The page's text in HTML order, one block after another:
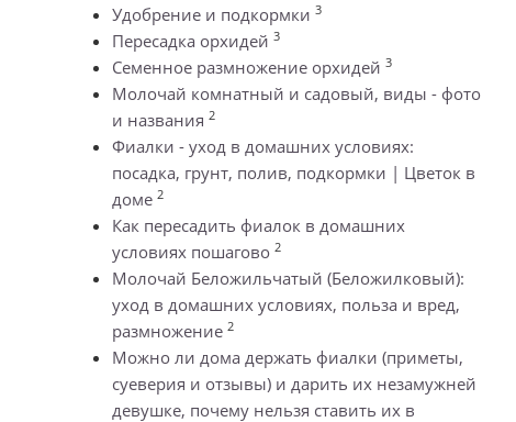
Удобрение и подкормки 3
Пересадка орхидей 3
Семенное размножение орхидей 3
Молочай комнатный и садовый, виды - фото
и названия 2
Фиалки - уход в домашних условиях:
посадка, грунт, полив, подкормки | Цветок в
доме 2
Как пересадить фиалок в домашних
условиях пошагово 2
Молочай Беложильчатый (Беложилковый):
уход в домашних условиях, польза и вред,
размножение 2
Можно ли дома держать фиалки (приметы,
суеверия и отзывы) и дарить их незамужней
девушке, почему нельзя ставить их в